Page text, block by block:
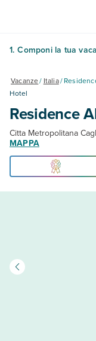
1. Componi la tua
Vacanze/ Italia/
Hotel
Residence
Citta Metropolitana
MAPPA